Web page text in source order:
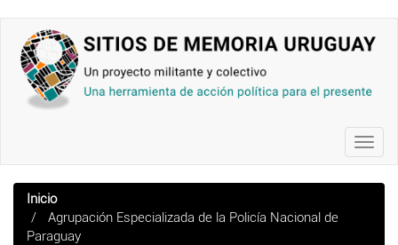
contenido
principal
Inicio
Agrupación Especializada de la Policía Nacional de
Paraguay